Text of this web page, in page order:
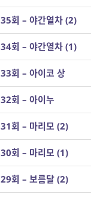
35회 – 야간열차 (2)
34회 – 야간열차 (1)
33회 – 아이코 상
32회 – 아이누
31회 – 마리모 (2)
30회 – 마리모 (1)
29회 – 보름달 (2)